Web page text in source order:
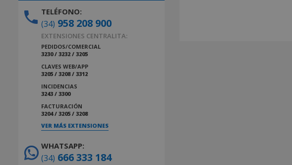
TELÉFONO:
(34) 958 208 900
EXTENSIONES CENTRALITA:
PEDIDOS/COMERCIAL
3230 / 3232 / 3205
CLAVES WEB/APP
3205 / 3208 / 3312
INCIDENCIAS
3243 / 3300
FACTURACIÓN
3204 / 3205 / 3208
VER MÁS EXTENSIONES
WHATSAPP:
(34) 666 333 184